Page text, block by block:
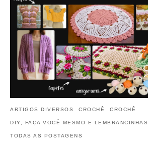
ARTIGOS DIVERSOS CROCHÊ CROCHÊ
DIY, FAÇA VOCÊ MESMO E LEMBRANCINHAS
TODAS AS POSTAGENS